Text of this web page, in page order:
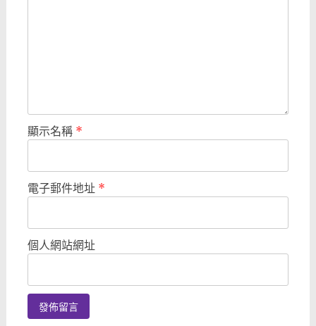
顯示名稱 *
電子郵件地址 *
個人網站網址